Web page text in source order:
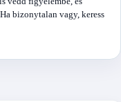
bizonytalan vagy, keress